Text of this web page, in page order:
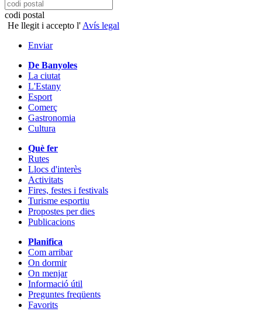
codi postal
He llegit i accepto l' Avís legal
Enviar
De Banyoles
La ciutat
L'Estany
Esport
Comerç
Gastronomia
Cultura
Què fer
Rutes
Llocs d'interès
Activitats
Fires, festes i festivals
Turisme esportiu
Propostes per dies
Publicacions
Planifica
Com arribar
On dormir
On menjar
Informació útil
Preguntes freqüents
Favorits